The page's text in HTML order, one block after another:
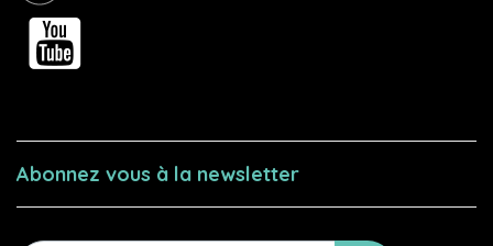
Abonnez vous à la newsletter